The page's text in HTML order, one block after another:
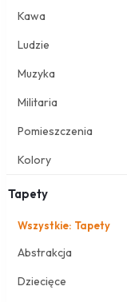
Kawa
Ludzie
Muzyka
Militaria
Pomieszczenia
Kolory
Tapety
Wszystkie: Tapety
Abstrakcja
Dziecięce